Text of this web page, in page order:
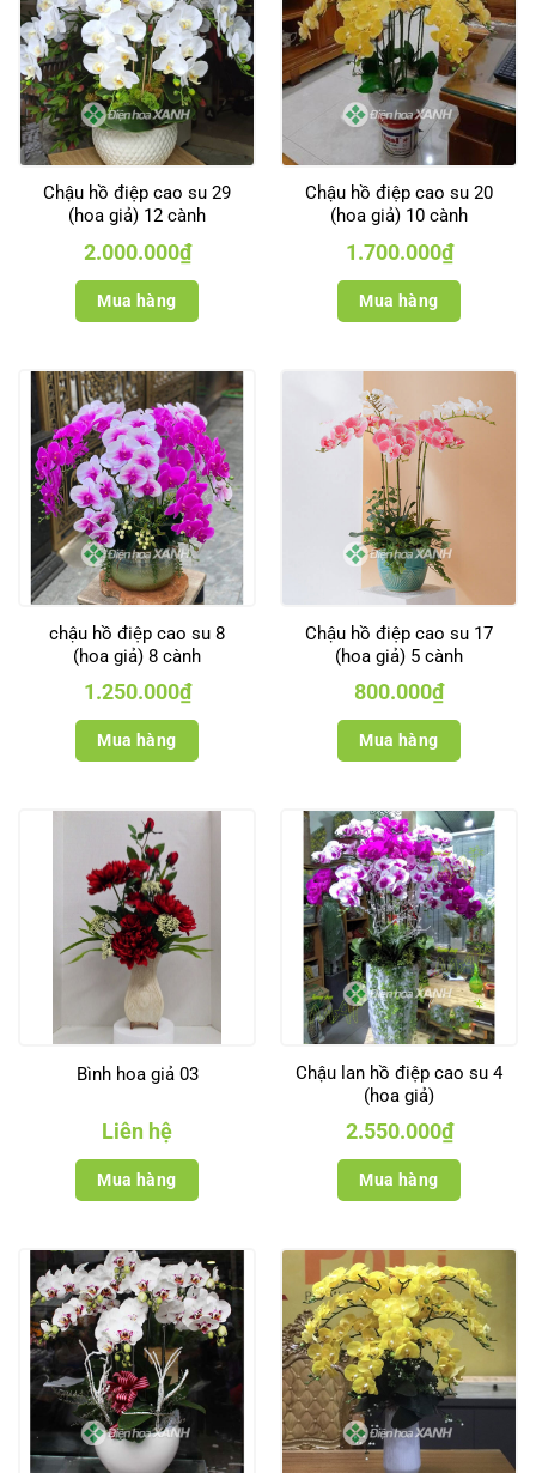
Chậu hồ điệp cao su 29
(hoa giả) 12 cành
2.000.000₫
Mua hàng
Chậu hồ điệp cao su 20
(hoa giả) 10 cành
1.700.000₫
Mua hàng
chậu hồ điệp cao su 8
(hoa giả) 8 cành
1.250.000₫
Mua hàng
Chậu hồ điệp cao su 17
(hoa giả) 5 cành
800.000₫
Mua hàng
Bình hoa giả 03
Liên hệ
Mua hàng
Chậu lan hồ điệp cao su 4
(hoa giả)
2.550.000₫
Mua hàng